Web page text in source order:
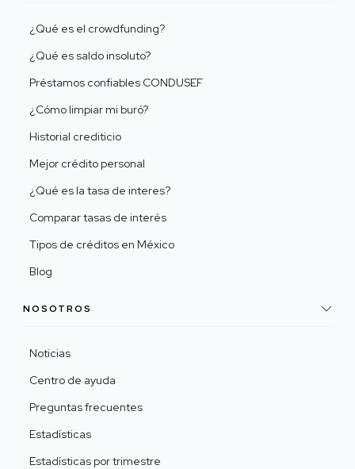
¿Qué es el crowdfunding?
¿Qué es saldo insoluto?
Préstamos confiables CONDUSEF
¿Cómo limpiar mi buró?
Historial crediticio
Mejor crédito personal
¿Qué es la tasa de interes?
Comparar tasas de interés
Tipos de créditos en México
Blog
NOSOTROS
Noticias
Centro de ayuda
Preguntas frecuentes
Estadísticas
Estadísticas por trimestre